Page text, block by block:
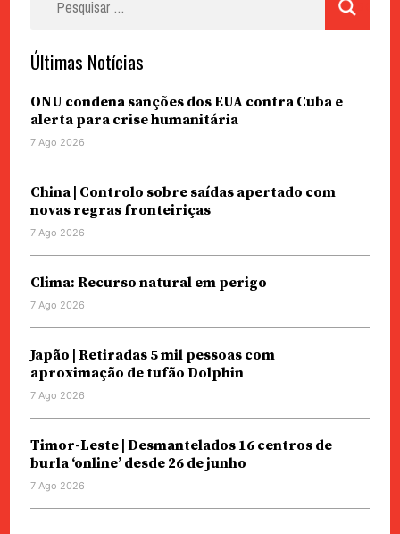
Últimas Notícias
ONU condena sanções dos EUA contra Cuba e
alerta para crise humanitária
7 Ago 2026
China | Controlo sobre saídas apertado com
novas regras fronteiriças
7 Ago 2026
Clima: Recurso natural em perigo
7 Ago 2026
Japão | Retiradas 5 mil pessoas com
aproximação de tufão Dolphin
7 Ago 2026
Timor-Leste | Desmantelados 16 centros de
burla ‘online’ desde 26 de junho
7 Ago 2026